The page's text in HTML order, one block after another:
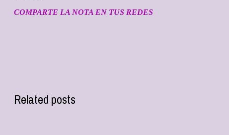
COMPARTE LA NOTA EN TUS REDES
Related posts